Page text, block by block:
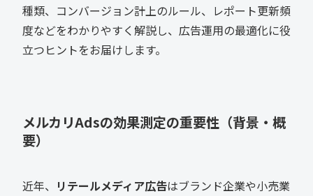
種類、コンバージョン計上のルール、レポート更新頻
度などをわかりやすく解説し、広告運用の最適化に役
立つヒントをお届けします。
メルカリAdsの効果測定の重要性（背景・概
要）
近年、 リテールメディア広告はブランド企業や小売業